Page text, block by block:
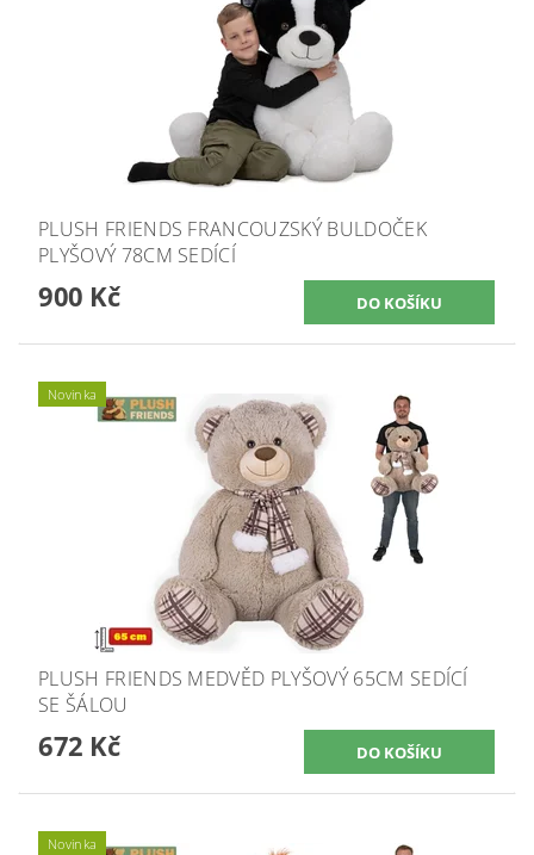
PLUSH FRIENDS FRANCOUZSKÝ BULDOČEK
PLYŠOVÝ 78CM SEDÍCÍ
900 Kč
Novinka
PLUSH FRIENDS MEDVĚD PLYŠOVÝ 65CM SEDÍCÍ
SE ŠÁLOU
672 Kč
Novinka